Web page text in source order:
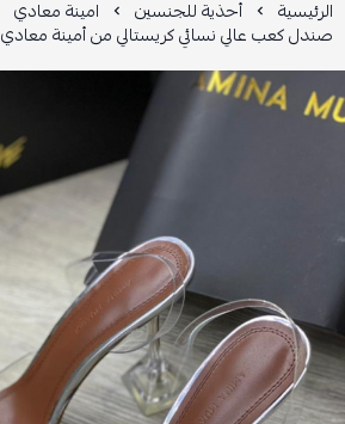
الرئيسية أحذية للجنسين امينة معادي
صندل كعب عالي نسائي كريستالي من أمينة معادي